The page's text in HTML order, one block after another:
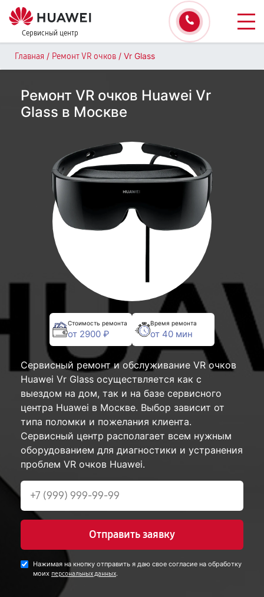
Сервисный центр
Главная / Ремонт VR очков / Vr Glass
Ремонт VR очков Huawei Vr
Glass в Москве
Стоимость ремонта
от 2900 ₽
Время ремонта
от 40 мин
Сервисный ремонт и обслуживание VR очков
Huawei Vr Glass осуществляется как с
выездом на дом, так и на базе сервисного
центра Huawei в Москве. Выбор зависит от
типа поломки и пожелания клиента.
Сервисный центр располагает всем нужным
оборудованием для диагностики и устранения
проблем VR очков Huawei.
Отправить заявку
Нажимая на кнопку отправить я даю свое согласие на обработку
моих персональных данных.